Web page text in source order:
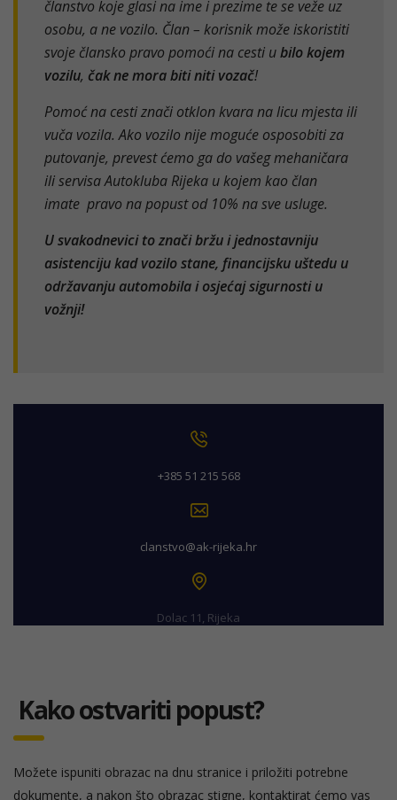
članstvo koje glasi na ime i prezime te se veže uz
osobu, a ne vozilo. Član – korisnik može iskoristiti
svoje člansko pravo pomoći na cesti ubilo kojem
vozilu, čak ne mora biti niti vozač!
Pomoć na cesti znači otklon kvara na licu mjesta ili
vuča vozila. Ako vozilo nije moguće osposobiti za
putovanje, prevest ćemo ga do vašeg mehaničara
ili servisa Autokluba Rijeka u kojem kao član
imate pravo na popust od 10% na sve usluge.
U svakodnevici to znači bržu i jednostavniju
asistenciju kad vozilo stane, financijsku uštedu u
održavanju automobila i osjećaj sigurnosti u
vožnji!
+385 51 215 568
clanstvo@ak-rijeka.hr
Dolac 11, Rijeka
Kako ostvariti popust?
Možete ispuniti obrazac na dnu stranice i priložiti potrebne
dokumente, a nakon što obrazac stigne, kontaktirat ćemo vas